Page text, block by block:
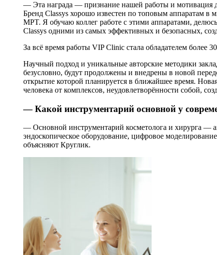
— Эта награда — признание нашей работы и мотивация
Бренд Classys хорошо известен по топовым аппаратам в
MPT. Я обучаю коллег работе с этими аппаратами,
Classys одними из самых эффективных и безопасных,
За всё время работы VIP Clinic стала обладателем
Научный подход и уникальные авторские методики
безусловно, будут продолжены и внедрены в новой
открытие которой планируется в ближайшее время.
человека от комплексов, неудовлетворённости собой,
— Какой инструментарий основной у
— Основной инструментарий косметолога и хирурга —
эндоскопическое оборудование, цифровое
объясняют Круглик.